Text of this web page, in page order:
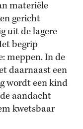
materiële
gericht
uit de lagere
begrip
meppen. In de
daarnaast een
wordt een kind
aandacht
kwetsbaar